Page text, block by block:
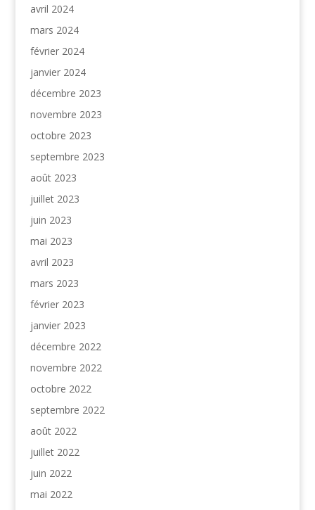
avril 2024
mars 2024
février 2024
janvier 2024
décembre 2023
novembre 2023
octobre 2023
septembre 2023
août 2023
juillet 2023
juin 2023
mai 2023
avril 2023
mars 2023
février 2023
janvier 2023
décembre 2022
novembre 2022
octobre 2022
septembre 2022
août 2022
juillet 2022
juin 2022
mai 2022